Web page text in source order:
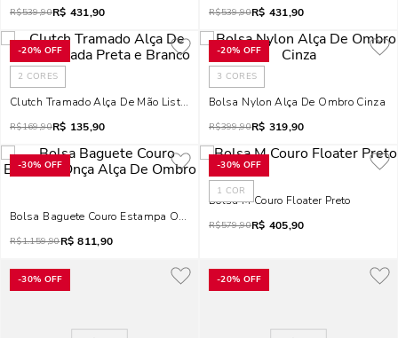
R$539,90R$ 431,90 R$539,90R$ 431,90
-20% OFF
2 CORES
Clutch Tramado Alça De Mão Listrada Preta E Branco
R$169,90R$ 135,90
-20% OFF
3 CORES
Bolsa Nylon Alça De Ombro Cinza
R$399,90R$ 319,90
-30% OFF
Bolsa Baguete Couro Estampa Onça Alça De Ombro
R$1.159,90R$ 811,90
-30% OFF
1 COR
Bolsa M Couro Floater Preto
R$579,90R$ 405,90
-30% OFF -20% OFF